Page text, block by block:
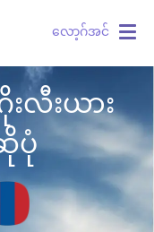
လော့ဂ်အင်
းလီးယား
ပုံ